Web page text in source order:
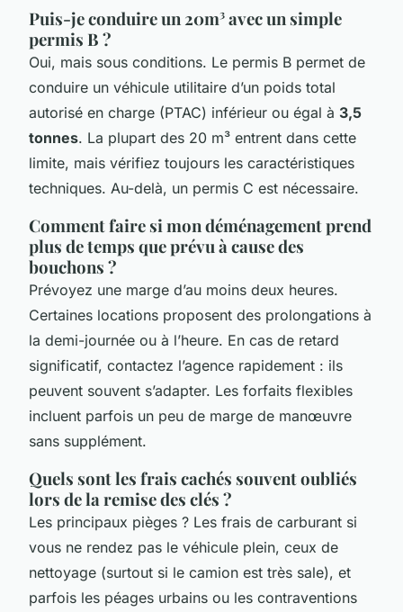
Puis-je conduire un 20m³ avec un simple
permis B ?
Oui, mais sous conditions. Le permis B permet de
conduire un véhicule utilitaire d’un poids total
autorisé en charge (PTAC) inférieur ou égal à 3,5
tonnes. La plupart des 20 m³ entrent dans cette
limite, mais vérifiez toujours les caractéristiques
techniques. Au-delà, un permis C est nécessaire.
Comment faire si mon déménagement prend
plus de temps que prévu à cause des
bouchons ?
Prévoyez une marge d’au moins deux heures.
Certaines locations proposent des prolongations à
la demi-journée ou à l’heure. En cas de retard
significatif, contactez l’agence rapidement : ils
peuvent souvent s’adapter. Les forfaits flexibles
incluent parfois un peu de marge de manœuvre
sans supplément.
Quels sont les frais cachés souvent oubliés
lors de la remise des clés ?
Les principaux pièges ? Les frais de carburant si
vous ne rendez pas le véhicule plein, ceux de
nettoyage (surtout si le camion est très sale), et
parfois les péages urbains ou les contraventions